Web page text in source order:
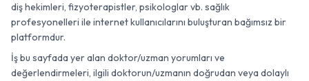
diş hekimleri, fizyoterapistler, psikologlar vb. sağlık
profesyonelleri ile internet kullanıcılarını buluşturan bağımsız bir
platformdur.
İş bu sayfada yer alan doktor/uzman yorumları ve
değerlendirmeleri, ilgili doktorun/uzmanın doğrudan veya dolaylı